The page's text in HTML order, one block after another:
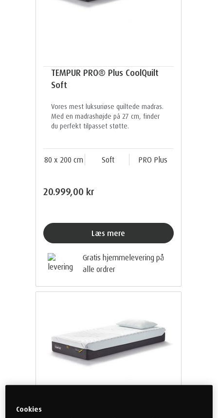
TEMPUR PRO® Plus CoolQuilt
Soft
Vores mest luksuriøse quiltede madras.
Med en madrashøjde på 27 cm, finder
du perfekt tilpasset støtte.
80 x 200 cm Soft PRO Plus
20.999,00 kr
Læs mere
Gratis hjemmelevering på
alle ordrer
Cookies